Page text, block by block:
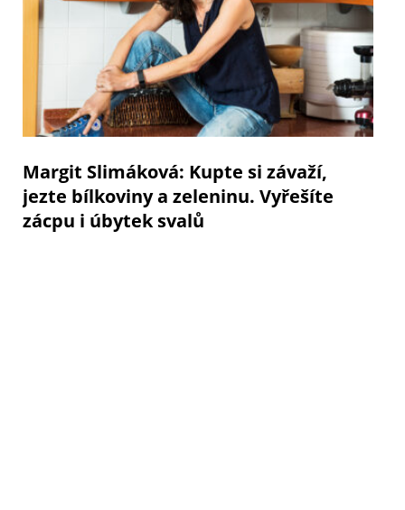
Margit Slimáková: Kupte si závaží,
jezte bílkoviny a zeleninu. Vyřešíte
zácpu i úbytek svalů